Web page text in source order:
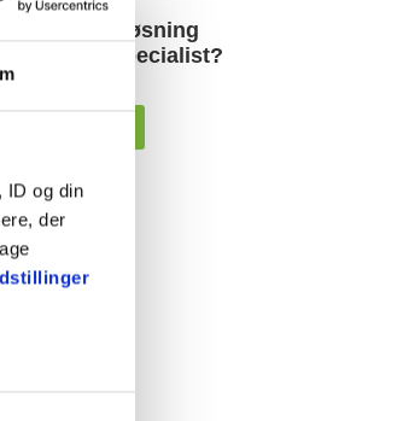
ID og din
der
du have en løsning
Din Hørespecialist?